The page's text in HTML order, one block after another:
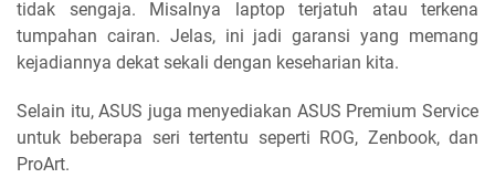
tidak sengaja. Misalnya laptop terjatuh atau terkena
tumpahan cairan. Jelas, ini jadi garansi yang memang
kejadiannya dekat sekali dengan keseharian kita.
Selain itu, ASUS juga menyediakan ASUS Premium Service
untuk beberapa seri tertentu seperti ROG, Zenbook, dan
ProArt.